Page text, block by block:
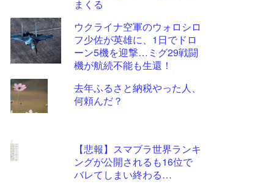
まくる
ウクライナ空軍のウォロシロ
フ少佐が英雄に、1日でドロ
ーン5機を迎撃…ミグ29戦闘
機が航続不能も生還！
去年ふるさと納税やった人、
何頼んだ？
【悲報】スマブラ世界ランキ
ングが公開されるも16位で
バレてしまい終わる…